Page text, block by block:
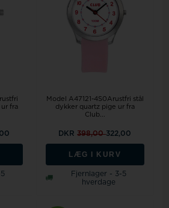
fra
Model A47121-4S0Arustfri stål
dykker quartz pige ur fra
Club...
DKR398,00322,00
LÆG I KURV
Fjernlager - 3-5
hverdage